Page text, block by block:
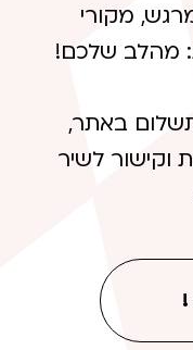
מקורי
מהלב שלכם!
באתר,
וקישור לשיר
!